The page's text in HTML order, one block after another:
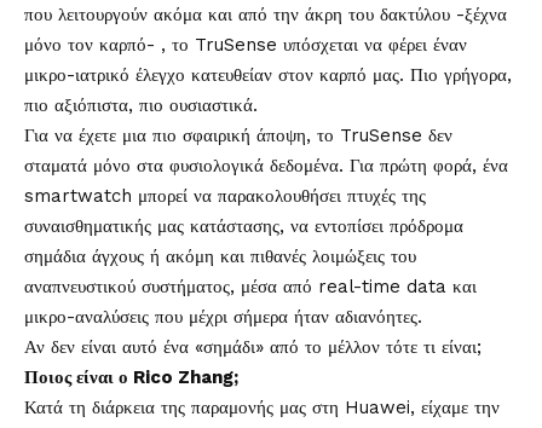
που λειτουργούν ακόμα και από την άκρη του δακτύλου -ξέχνα
μόνο τον καρπό- , το TruSense υπόσχεται να φέρει έναν
μικρο-ιατρικό έλεγχο κατευθείαν στον καρπό μας. Πιο γρήγορα,
πιο αξιόπιστα, πιο ουσιαστικά.
Για να έχετε μια πιο σφαιρική άποψη, το TruSense δεν
σταματά μόνο στα φυσιολογικά δεδομένα. Για πρώτη φορά, ένα
smartwatch μπορεί να παρακολουθήσει πτυχές της
συναισθηματικής μας κατάστασης, να εντοπίσει πρόδρομα
σημάδια άγχους ή ακόμη και πιθανές λοιμώξεις του
αναπνευστικού συστήματος, μέσα από real-time data και
μικρο-αναλύσεις που μέχρι σήμερα ήταν αδιανόητες.
Αν δεν είναι αυτό ένα «σημάδι» από το μέλλον τότε τι είναι;
Ποιος είναι ο Rico Zhang;
Κατά τη διάρκεια της παραμονής μας στη Huawei, είχαμε την